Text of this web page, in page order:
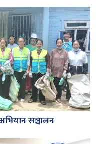
सञ्चालन